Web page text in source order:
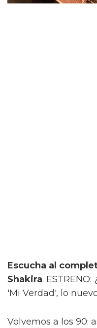
Escucha al
Shakira.
'Mi Verdad', lo
Volvemos a los 90: